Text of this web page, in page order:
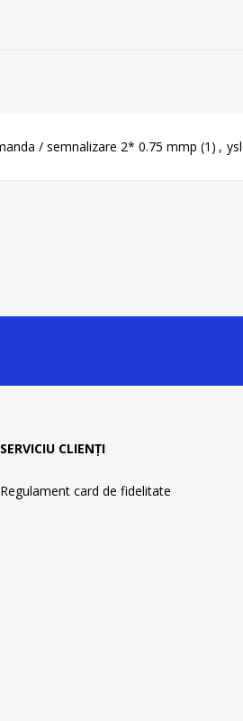
/ semnalizare 2* 0.75 mmp (1) ,
SERVICIU CLIENȚI
Regulament card de fidelitate